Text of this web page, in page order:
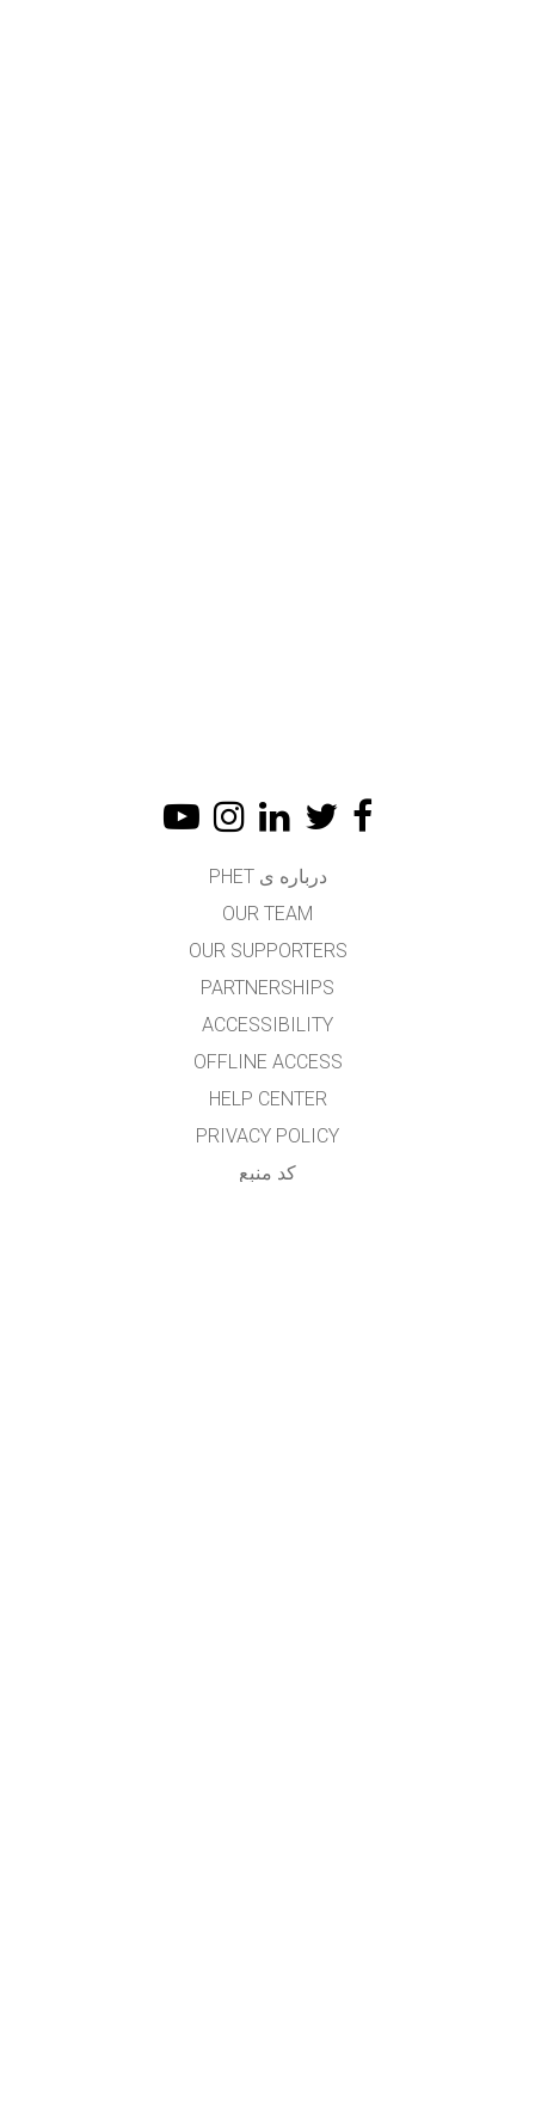
درباره ی PHET
OUR TEAM
OUR SUPPORTERS
PARTNERSHIPS
ACCESSIBILITY
OFFLINE ACCESS
HELP CENTER
PRIVACY POLICY
کد منبع